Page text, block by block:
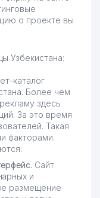
о проекте вы
Узбекистана:
каталог
Более чем
здесь
За это время
Такая
факторами.
Сайт
и
размещение